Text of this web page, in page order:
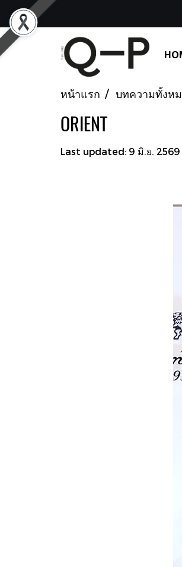
หน้าแรก บทความทั้งห
ORIENT
Last updated: 9 มิ.ย. 2569